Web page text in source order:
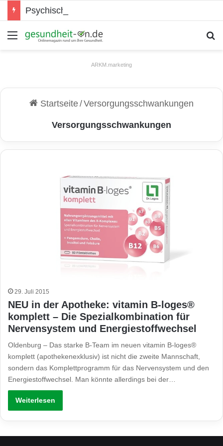
Psychische Gesundheit bei Jugendlichen
Menü
ARKM.marketing
Startseite/Versorgungsschwankungen
Versorgungsschwankungen
29. Juli 2015
NEU in der Apotheke: vitamin B-loges®
komplett – Die Spezialkombination für
Nervensystem und Energiestoffwechsel
Oldenburg – Das starke B-Team im neuen vitamin B-loges®
komplett (apothekenexklusiv) ist nicht die zweite Mannschaft,
sondern das Komplettprogramm für das Nervensystem und den
Energiestoffwechsel. Man könnte allerdings bei der…
Weiterlesen